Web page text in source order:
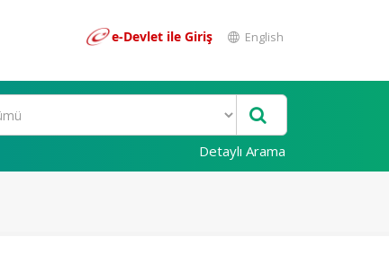
e-Devlet ile Giriş English
Detaylı Arama